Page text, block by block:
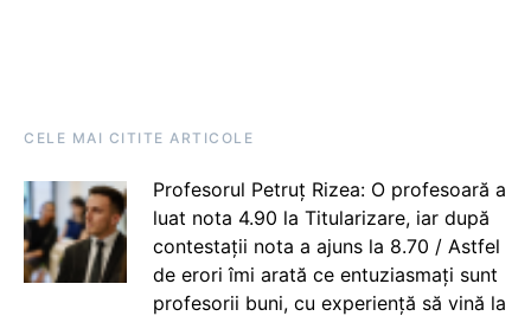
CELE MAI CITITE ARTICOLE
Profesorul Petruț Rizea: O profesoară a
luat nota 4.90 la Titularizare, iar după
contestații nota a ajuns la 8.70 / Astfel
de erori îmi arată ce entuziasmați sunt
profesorii buni, cu experiență să vină la